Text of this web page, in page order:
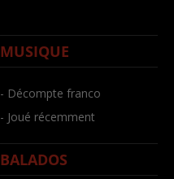
MUSIQUE
- Décompte franco
- Joué récemment
BALADOS